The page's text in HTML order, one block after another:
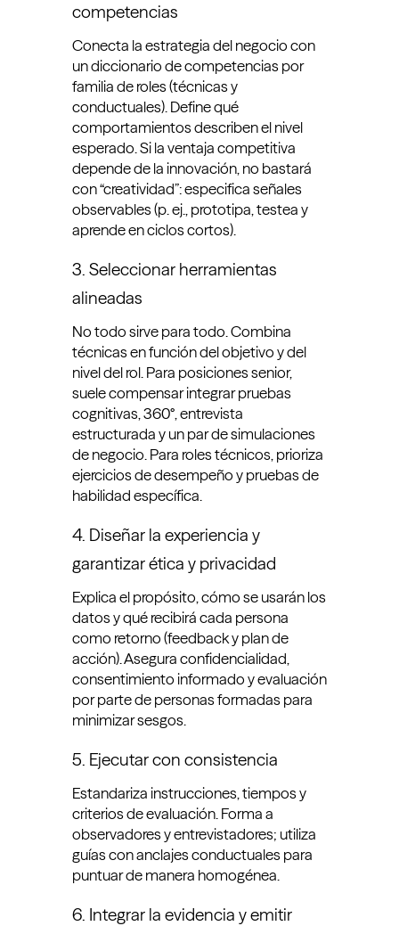
competencias
Conecta la estrategia del negocio con
un diccionario de competencias por
familia de roles (técnicas y
conductuales). Define qué
comportamientos describen el nivel
esperado. Si la ventaja competitiva
depende de la innovación, no bastará
con “creatividad”: especifica señales
observables (p. ej., prototipa, testea y
aprende en ciclos cortos).
3. Seleccionar herramientas
alineadas
No todo sirve para todo. Combina
técnicas en función del objetivo y del
nivel del rol. Para posiciones senior,
suele compensar integrar pruebas
cognitivas, 360°, entrevista
estructurada y un par de simulaciones
de negocio. Para roles técnicos, prioriza
ejercicios de desempeño y pruebas de
habilidad específica.
4. Diseñar la experiencia y
garantizar ética y privacidad
Explica el propósito, cómo se usarán los
datos y qué recibirá cada persona
como retorno (feedback y plan de
acción). Asegura confidencialidad,
consentimiento informado y evaluación
por parte de personas formadas para
minimizar sesgos.
5. Ejecutar con consistencia
Estandariza instrucciones, tiempos y
criterios de evaluación. Forma a
observadores y entrevistadores; utiliza
guías con anclajes conductuales para
puntuar de manera homogénea.
6. Integrar la evidencia y emitir